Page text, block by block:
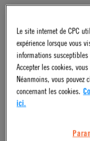
Pressure Range
Vacuum to 125 psi,
Color
Le site internet de CPC
expérience lorsque vous
informations
Accepter les cookies,
Néanmoins, vous pouvez
concernant les cookies.
ici.